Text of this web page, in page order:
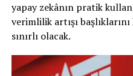
yapay zekânın pratik
verimlilik artışı
sınırlı olacak.